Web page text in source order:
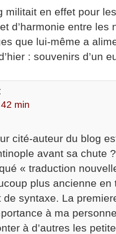
en effet pour
d’harmonie entre les
que lui-même a
: souvenirs d’un
min
cité-auteur du blog
avant sa chute
« traduction
plus ancienne en
de syntaxe. La
à ma
à d’autres les